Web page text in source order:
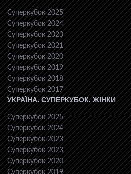
Суперкубок 2025
Суперкубок 2024
Суперкубок 2023
Суперкубок 2021
Суперкубок 2020
Суперкубок 2019
Суперкубок 2018
Суперкубок 2017
УКРАЇНА. СУПЕРКУБОК. ЖІНКИ
Суперкубок 2025
Суперкубок 2024
Суперкубок 2023
Суперкубок 2023
Суперкубок 2020
Суперкубок 2019